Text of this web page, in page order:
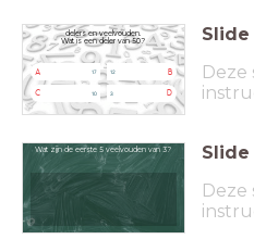
delers en veelvouden.
Wat is een deler van 50?
A 17 B
12
C 10 D
3
Slide
Deze
Wat zijn de eerste 5 veelvouden van 3? Slide
Deze